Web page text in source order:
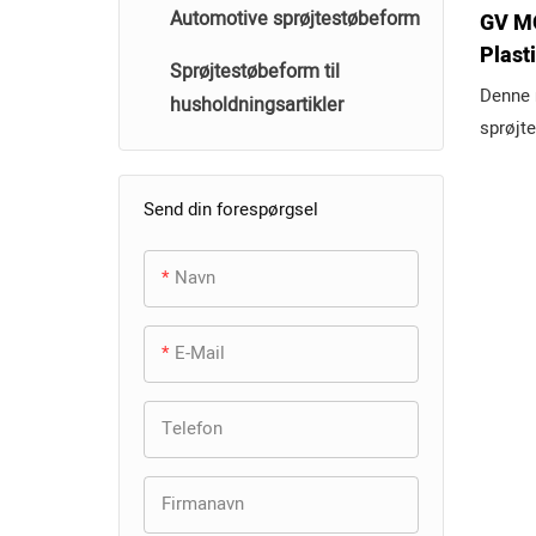
Automotive sprøjtestøbeform
Sprøjtestøbeform til
husholdningsartikler
Send din forespørgsel
Navn
E-Mail
Telefon
Firmanavn
GV
m til
dele